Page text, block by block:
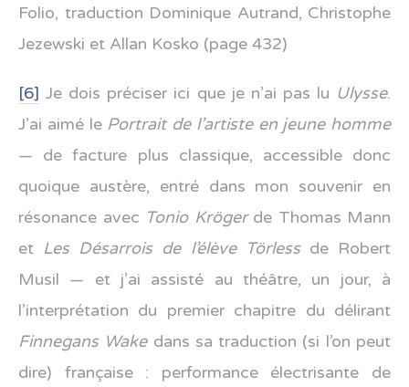
Folio, traduction Dominique Autrand, Christophe
Jezewski et Allan Kosko (page 432)
[6] Je dois préciser ici que je n’ai pas lu Ulysse.
J’ai aimé le Portrait de l’artiste en jeune homme
— de facture plus classique, accessible donc
quoique austère, entré dans mon souvenir en
résonance avec Tonio Kröger de Thomas Mann
et Les Désarrois de l’élève Törless de Robert
Musil — et j’ai assisté au théâtre, un jour, à
l’interprétation du premier chapitre du délirant
Finnegans Wake dans sa traduction (si l’on peut
dire) française : performance électrisante de